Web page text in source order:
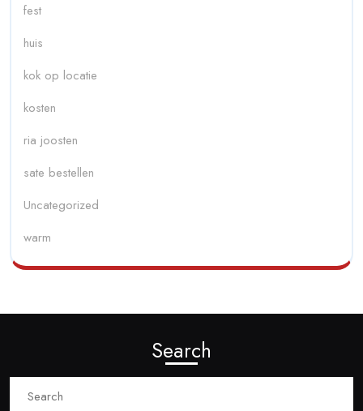
fest
huis
kok op locatie
kosten
ria joosten
sate bestellen
Uncategorized
warm
Search